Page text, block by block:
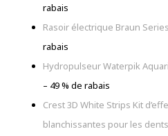
rabais
Rasoir électrique Braun
rabais
Hydropulseur Waterpik
– 49 % de rabais
Crest 3D White Strips Kit
blanchissantes pour les dents